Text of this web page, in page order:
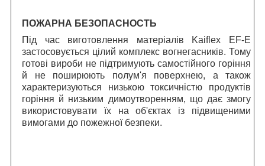
ПОЖАРНА БЕЗОПАСНОСТЬ
Під час виготовлення матеріалів Kaiflex EF-E
застосовується цілий комплекс вогнегасників. Тому
готові вироби не підтримують самостійного горіння
й не поширюють полум'я поверхнею, а також
характеризуються низькою токсичністю продуктів
горіння й низьким димоутворенням, що дає змогу
використовувати їх на об'єктах із підвищеними
вимогами до пожежної безпеки.